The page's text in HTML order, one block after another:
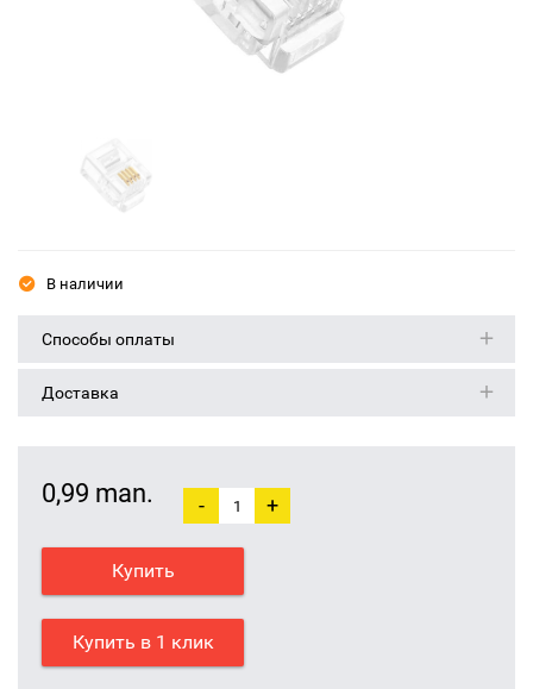
В наличии
Способы оплаты
Доставка
0,99 man. - +
Купить
Купить в 1 клик